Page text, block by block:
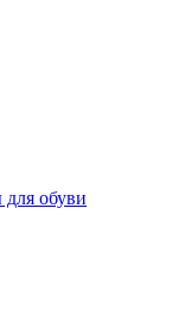
обуви